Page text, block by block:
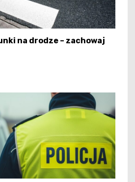
na drodze – zachowaj